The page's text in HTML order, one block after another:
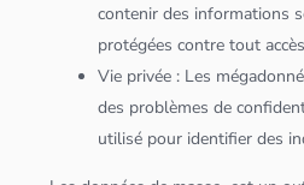
contenir des informations
protégées contre tout
Vie privée : Les méga
des problèmes de
utilisé pour identifier des